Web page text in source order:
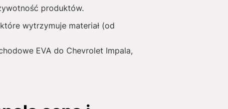
produktów.
wytrzymuje materiał (od
EVA do Chevrolet Impala,